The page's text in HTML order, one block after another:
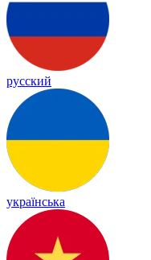
русский
українська